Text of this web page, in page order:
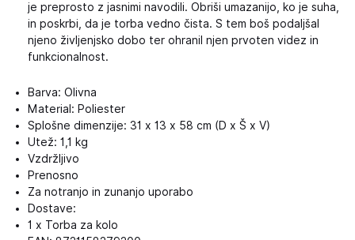
je preprosto z jasnimi navodili. Obriši umazanijo, ko je suha,
in poskrbi, da je torba vedno čista. S tem boš podaljšal
njeno življenjsko dobo ter ohranil njen prvoten videz in
funkcionalnost.
Barva: Olivna
Material: Poliester
Splošne dimenzije: 31 x 13 x 58 cm (D x Š x V)
Utež: 1,1 kg
Vzdržljivo
Prenosno
Za notranjo in zunanjo uporabo
Dostave:
1 x Torba za kolo